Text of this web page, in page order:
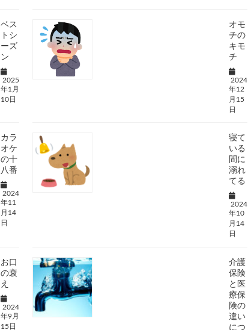
ベス
トシ
ーズ
ン
2025
年1月
10日
オモ
チの
キモ
チ
2024
年12
月15
日
カラ
オケ
の十
八番
2024
年11
月14
日
寝て
いる
間に
溺れ
てる
2024
年10
月14
日
お口
の衰
え
2024
年9月
15日
介護
保険
と医
療保
険の
違い
につ